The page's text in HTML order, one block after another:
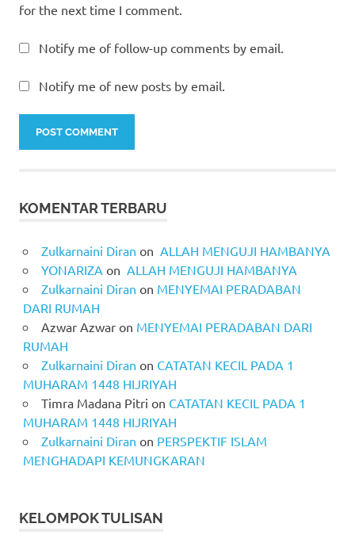
for the next time I comment.
Notify me of follow-up comments by email.
Notify me of new posts by email.
KOMENTAR TERBARU
Zulkarnaini Diran on ALLAH MENGUJI HAMBANYA
YONARIZA on ALLAH MENGUJI HAMBANYA
Zulkarnaini Diran on MENYEMAI PERADABAN
DARI RUMAH
Azwar Azwaron MENYEMAI PERADABAN DARI
RUMAH
Zulkarnaini Diran on CATATAN KECIL PADA 1
MUHARAM 1448 HIJRIYAH
Timra Madana Pitri on CATATAN KECIL PADA 1
MUHARAM 1448 HIJRIYAH
Zulkarnaini Diran on PERSPEKTIF ISLAM
MENGHADAPI KEMUNGKARAN
KELOMPOK TULISAN